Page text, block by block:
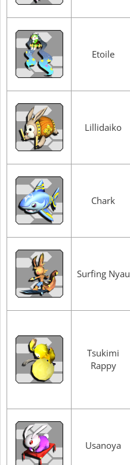
Etoile
Lillidaiko
Chark
Surfing Nyau
Tsukimi
Rappy
Usanoya